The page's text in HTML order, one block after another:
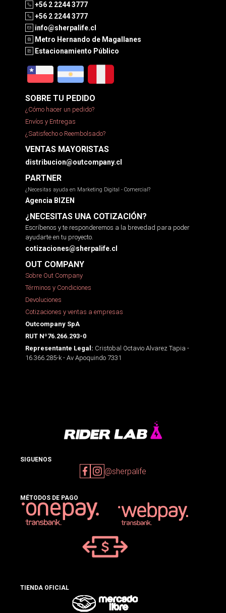
+56 2 2244 3777
+56 2 2244 3777
info@sherpalife.cl
Metro Hernando de Magallanes
Estacionamiento Público
SOBRE TU PEDIDO
¿Cómo hacer un pedido?
Envíos y Entregas
¿Satisfecho o Reembolsado?
VENTAS MAYORISTAS
distribucion@outcompany.cl
PARTNER
¿Necesitas ayuda en Marketing Digital - Comercial?
Agencia BIZEN
¿NECESITAS UNA COTIZACIÓN?
Escríbenos y te responderemos a la brevedad para poder
ayudarte en tu proyecto.
cotizaciones@sherpalife.cl
OUT COMPANY
Sobre Out Company
Términos y Condiciones
Devoluciones
Cotizaciones y ventas a empresas
Outcompany SpA
RUT Nº76.266.293-0
Representante Legal: Cristobal Octavio Alvarez Tapia -
16.366.285-k - Av Apoquindo 7331
SIGUENOS
@sherpalife
MÉTODOS DE PAGO
TIENDA OFICIAL